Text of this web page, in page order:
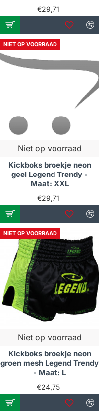
€29,71
NIET OP VOORRAAD
Niet op voorraad
Kickboks broekje neon
geel Legend Trendy -
Maat: XXL
€29,71
NIET OP VOORRAAD
Niet op voorraad
Kickboks broekje neon
groen mesh Legend Trendy
- Maat: L
€24,75